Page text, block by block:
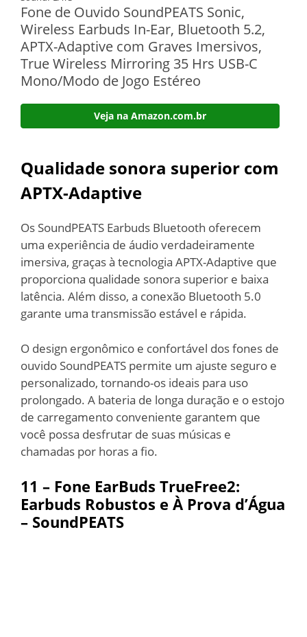
Fone de Ouvido SoundPEATS Sonic,
Wireless Earbuds In-Ear, Bluetooth 5.2,
APTX-Adaptive com Graves Imersivos,
True Wireless Mirroring 35 Hrs USB-C
Mono/Modo de Jogo Estéreo
Veja na Amazon.com.br
Qualidade sonora superior com
APTX-Adaptive
Os SoundPEATS Earbuds Bluetooth oferecem
uma experiência de áudio verdadeiramente
imersiva, graças à tecnologia APTX-Adaptive que
proporciona qualidade sonora superior e baixa
latência. Além disso, a conexão Bluetooth 5.0
garante uma transmissão estável e rápida.
O design ergonômico e confortável dos fones de
ouvido SoundPEATS permite um ajuste seguro e
personalizado, tornando-os ideais para uso
prolongado. A bateria de longa duração e o estojo
de carregamento conveniente garantem que
você possa desfrutar de suas músicas e
chamadas por horas a fio.
11 – Fone EarBuds TrueFree2:
Earbuds Robustos e À Prova d’Água
– SoundPEATS